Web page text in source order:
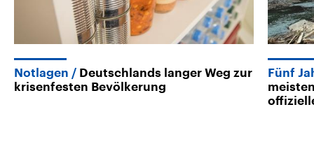
Notlagen
Deutschlands langer Weg zur
krisenfesten Bevölkerung
Fünf